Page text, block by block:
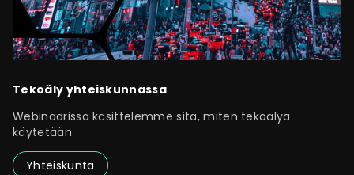
Tekoäly yhteiskunnassa
Webinaarissa käsittelemme sitä, miten tekoälyä
käytetään
Yhteiskunta